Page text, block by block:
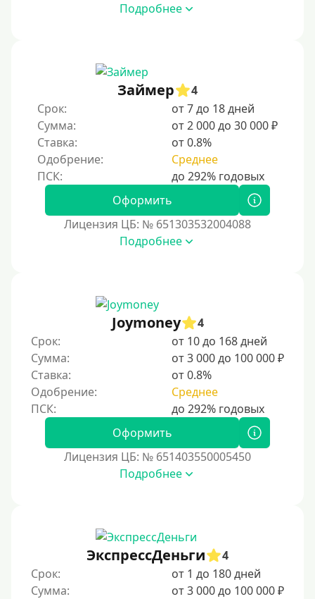
По водительскому удостоверению
Без СНИЛСа
По паспорту
Без паспорта
По фото
Без подтверждения дохода
Без справок и поручителей
Под 1 %
С пролонгацией (продлением)
Под высокий процент
Без комиссии
В рассрочку
С ежемесячным платежом
Первый кредит без переплат
Без процентов на 30 дней
Под 0 %
Подробнее
Займер
4
Срок:
от 7 до 18 дней
Сумма:
от 2 000 до 30 000 ₽
Ставка:
от 0.8%
Одобрение:
Среднее
Оформить
Лицензия ЦБ: № 651303532004088
Подробнее
Joymoney
4
Срок:
от 10 до 168 дней
Сумма:
от 3 000 до 100 000 ₽
Ставка:
от 0.8%
Одобрение:
Среднее
Оформить
Лицензия ЦБ: № 651403550005450
Подробнее
ЭкспрессДеньги
4
Срок:
от 1 до 180 дней
Сумма:
от 3 000 до 100 000 ₽